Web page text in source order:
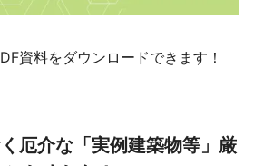
資料をダウンロードできます！
厄介な「実例建築物等」厳